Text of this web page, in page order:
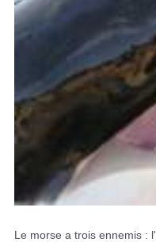
Le morse a trois ennemis : l'